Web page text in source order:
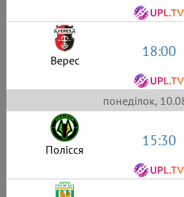
Верес 18:00
понеділок,
Полісся 15:30